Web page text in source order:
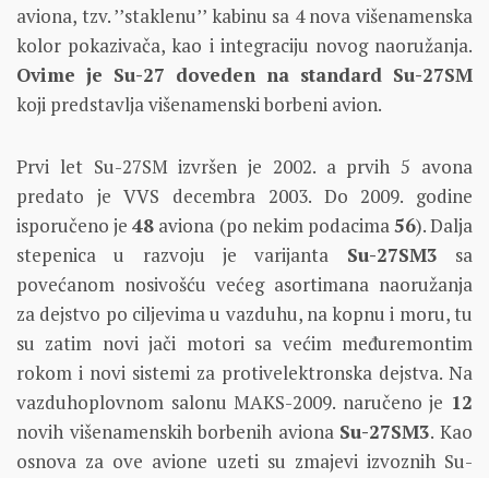
aviona, tzv. ’’staklenu’’ kabinu sa 4 nova višenamenska
kolor pokazivača, kao i integraciju novog naoružanja.
Ovime je Su-27 doveden na standard Su-27SM
koji predstavlja višenamenski borbeni avion.
Prvi let Su-27SM izvršen je 2002. a prvih 5 avona
predato je VVS decembra 2003. Do 2009. godine
isporučeno je48 aviona (po nekim podacima56). Dalja
stepenica u razvoju je varijanta Su-27SM3 sa
povećanom nosivošću većeg asortimana naoružanja
za dejstvo po ciljevima u vazduhu, na kopnu i moru, tu
su zatim novi jači motori sa većim međuremontim
rokom i novi sistemi za protivelektronska dejstva. Na
vazduhoplovnom salonu MAKS-2009. naručeno je 12
novih višenamenskih borbenih aviona Su-27SM3. Kao
osnova za ove avione uzeti su zmajevi izvoznih Su-